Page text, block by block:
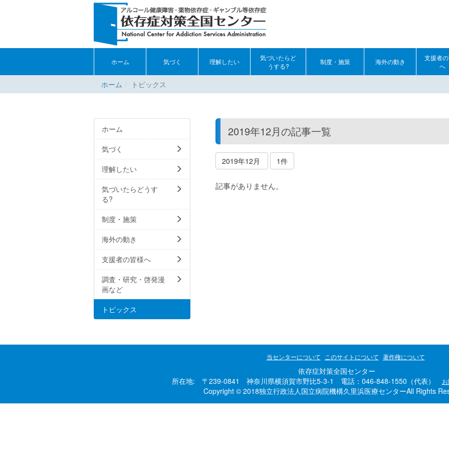
ホーム 気づく 理解したい
気づいたらど
うする?
制度・施策 海外の動き
支援者
へ
ホーム トピックス
2019年12月の記事一覧
2019年12月 1件
記事がありません。
ホーム
気づく
理解したい
気づいたらどうす
る?
制度・施策
海外の動き
支援者の皆様へ
調査・研究・啓発漫
画など
トピックス
当センターについて このサイトについて 著作権について
依存症対策全国センター
所在地: 〒239-0841 神奈川県横須賀市野比5-3-1 電話：046-848-1550（代表）
Copyright © 2018独立行政法人国立病院機構久里浜医療センターAll Rights